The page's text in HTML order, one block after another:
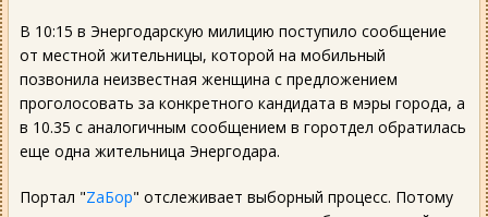
В 10:15 в Энергодарскую милицию поступило сообщение
от местной жительницы, которой на мобильный
позвонила неизвестная женщина с предложением
проголосовать за конкретного кандидата в мэры города, а
в 10.35 с аналогичным сообщением в горотдел обратилась
еще одна жительница Энергодара.
Портал "ZаБор" отслеживает выборный процесс. Потому